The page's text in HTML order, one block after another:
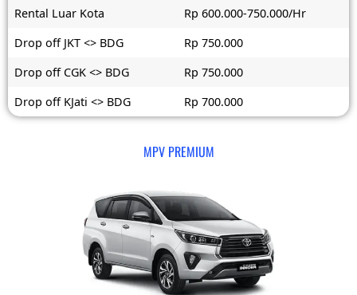
Rental Luar Kota
Rp 600.000-750.000/Hr
Drop off JKT <> BDG
Rp 750.000
Drop off CGK <> BDG
Rp 750.000
Drop off KJati <> BDG
Rp 700.000
MPV PREMIUM